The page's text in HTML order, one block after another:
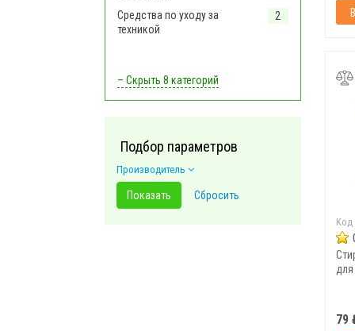
Средства по уходу за
техникой
2
– Скрыть 8 категорий
Подбор параметров
Производитель
Код
для
79